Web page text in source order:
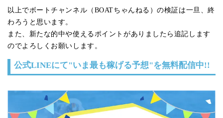
以上でボートチャンネル（BOATちゃんねる）の検証は一旦、終
わろうと思います。
また、新たな的中や使えるポイントがありましたら追記します
のでよろしくお願いします。
公式LINEにて"いま最も稼げる予想"を無料配信中!!